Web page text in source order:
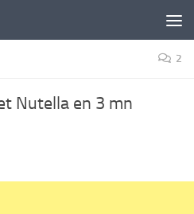
2
Nutella en 3 mn